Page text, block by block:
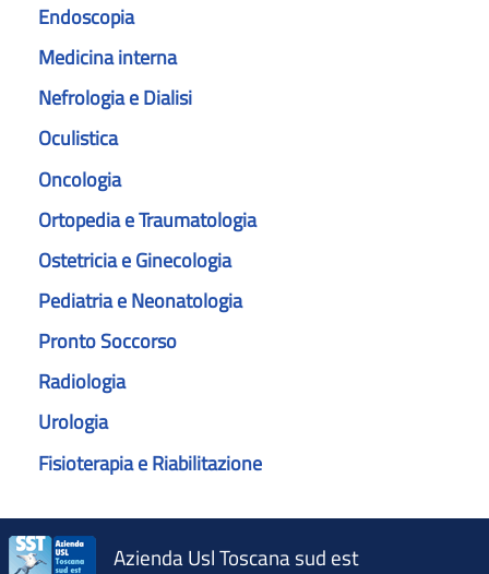
Endoscopia
Medicina interna
Nefrologia e Dialisi
Oculistica
Oncologia
Ortopedia e Traumatologia
Ostetricia e Ginecologia
Pediatria e Neonatologia
Pronto Soccorso
Radiologia
Urologia
Fisioterapia e Riabilitazione
Azienda Usl Toscana sud est